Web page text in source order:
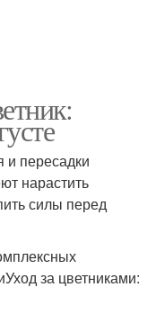
и пересадки
нарастить
силы перед
за цветниками: